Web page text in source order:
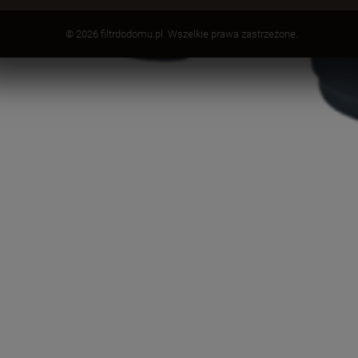
© 2026 filtrdodomu.pl. Wszelkie prawa zastrzeżone.